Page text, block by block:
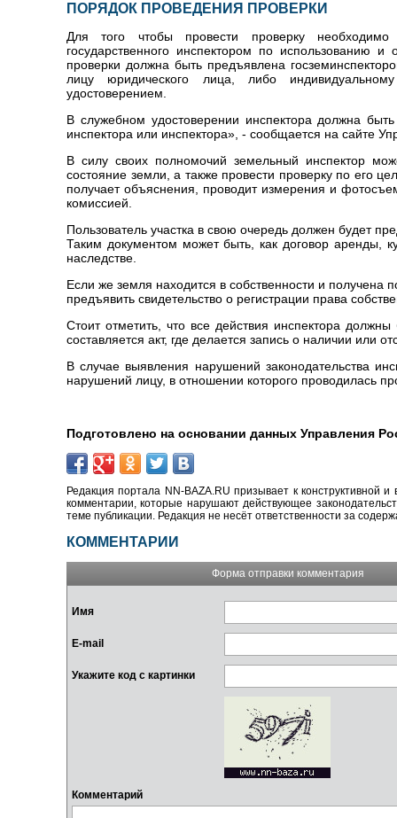
ПОРЯДОК ПРОВЕДЕНИЯ ПРОВЕРКИ
Для того чтобы провести проверку
государственного инспектором по использованию
проверки должна быть предъявлена
лицу юридического лица, либо
удостоверением.
В служебном удостоверении инспектора должна быть
инспектора или инспектора», - сообщается на сайте
В силу своих полномочий земельный инспектор
состояние земли, а также провести проверку по его
получает объяснения, проводит измерения и
комиссией.
Пользователь участка в свою очередь должен будет
Таким документом может быть, как договор аренды,
наследстве.
Если же земля находится в собственности и получена
предъявить свидетельство о регистрации права
Стоит отметить, что все действия инспектора
составляется акт, где делается запись о наличии или
В случае выявления нарушений законодательства
нарушений лицу, в отношении которого проводилась
Подготовлено на основании данных Управления
Редакция портала NN-BAZA.RU призывает к конструктивной
комментарии, которые нарушают действующее
теме публикации. Редакция не несёт ответственности за
КОММЕНТАРИИ
Форма отправки комментария
Имя
E-mail
Укажите код с картинки
Комментарий